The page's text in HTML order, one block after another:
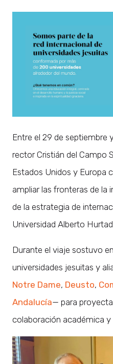
Entre el 29 de septiembre
rector Cristián del Campo
Estados Unidos y Europa
ampliar las fronteras de la
de la estrategia de
Universidad Alberto
Durante el viaje sostuvo
universidades jesuitas y
Notre Dame, Deusto,
Andalucía— para
colaboración académica y